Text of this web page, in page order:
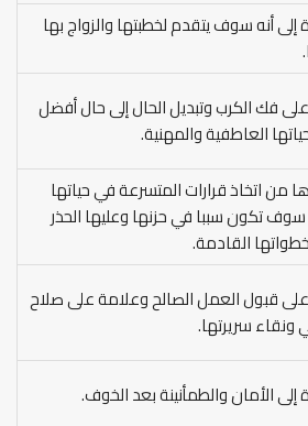
إلى أنه سوف يتقدم لخطبتها والزواج بها
فك الكرب وتبديل الحال إلى حال أفضل
العاطفية والمهنية.
من اتخاذ قرارات المتسرعة في حياتها
سوف تكون سببا في حزنها وعليها الحذر
القادمة.
قبول العمل الصالح وعلامة على صلاح
ونقاء سريرتها.
إلى الأمان والطمأنينة بعد الخوف.